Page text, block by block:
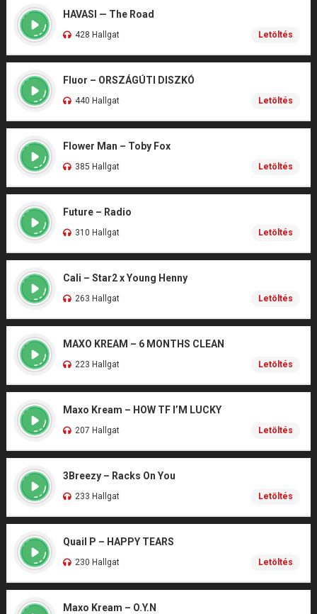
HAVASI — The Road
428 Hallgat Letöltés
Fluor – ORSZÁGÚTI DISZKÓ
440 Hallgat Letöltés
Flower Man – Toby Fox
385 Hallgat Letöltés
Future – Radio
310 Hallgat Letöltés
Cali – Star2 x Young Henny
263 Hallgat Letöltés
MAXO KREAM – 6 MONTHS CLEAN
223 Hallgat Letöltés
Maxo Kream – HOW TF I’M LUCKY
207 Hallgat Letöltés
3Breezy – Racks On You
233 Hallgat Letöltés
Quail P – HAPPY TEARS
230 Hallgat Letöltés
Maxo Kream – O.Y.N